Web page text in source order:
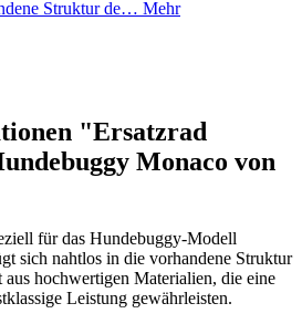
Struktur de… Mehr
"Ersatzrad
Monaco von
für das Hundebuggy-Modell
sich nahtlos in die vorhandene Struktur
aus hochwertigen Materialien, die eine
Leistung gewährleisten.